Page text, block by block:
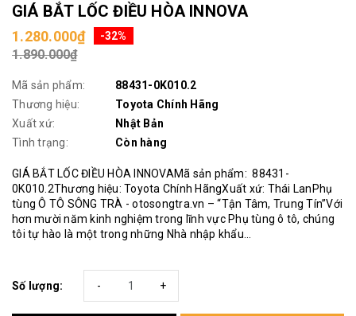
GIÁ BẮT LỐC ĐIỀU HÒA INNOVA
1.280.000₫ -32%
1.890.000₫
Mã sản phẩm:
88431-0K010.2
Thương hiệu:
Toyota Chính Hãng
Xuất xứ:
Nhật Bản
Tình trạng:
Còn hàng
GIÁ BẮT LỐC ĐIỀU HÒA INNOVAMã sản phẩm: 88431-
0K010.2Thương hiệu: Toyota Chính HãngXuất xứ: Thái LanPhụ
tùng Ô TÔ SÔNG TRÀ - otosongtra.vn – “Tận Tâm, Trung Tín”Với
hơn mười năm kinh nghiệm trong lĩnh vực Phụ tùng ô tô, chúng
tôi tự hào là một trong những Nhà nhập khẩu...
Số lượng: +
-